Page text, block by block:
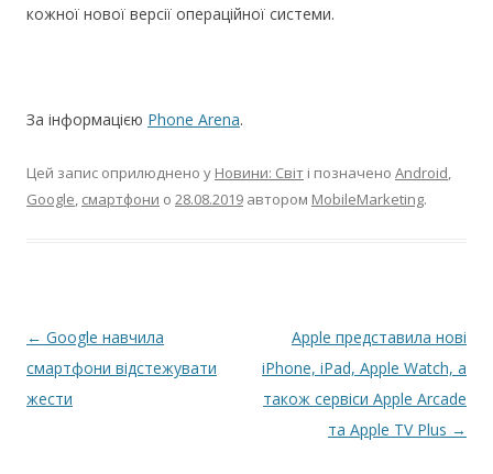
кожної нової версії операційної системи.
За інформацією Phone Arena.
Цей запис оприлюднено у Новини: Світ і позначено Android,
Google, смартфони о 28.08.2019 автором MobileMarketing.
Н
а
в
← Google навчила
смартфони відстежувати
жести
Apple представила нові
iPhone, iPad, Apple Watch, а
також сервіси Apple Arcade
та Apple TV Plus →